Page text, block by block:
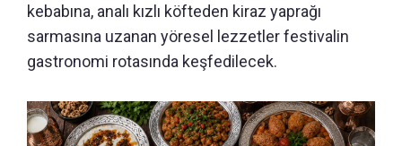
kebabına, analı kızlı köfteden kiraz yaprağı
sarmasına uzanan yöresel lezzetler festivalin
gastronomi rotasında keşfedilecek.